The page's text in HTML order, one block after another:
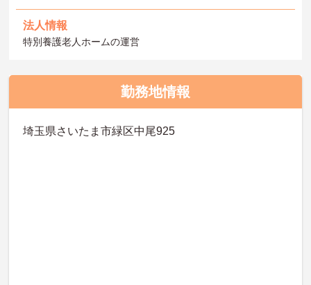
法人情報
特別養護老人ホームの運営
勤務地情報
埼玉県さいたま市緑区中尾925